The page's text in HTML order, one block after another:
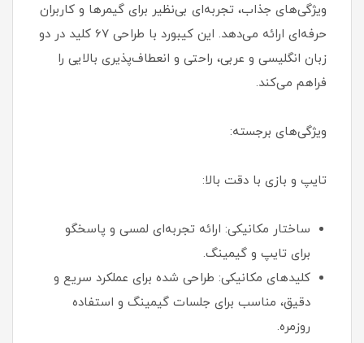
ویژگی‌های جذاب، تجربه‌ای بی‌نظیر برای گیمرها و کاربران
حرفه‌ای ارائه می‌دهد. این کیبورد با طراحی 67 کلید در دو
زبان انگلیسی و عربی، راحتی و انعطاف‌پذیری بالایی را
فراهم می‌کند.
ویژگی‌های برجسته:
تایپ و بازی با دقت بالا:
ساختار مکانیکی: ارائه تجربه‌ای لمسی و پاسخگو
برای تایپ و گیمینگ.
کلیدهای مکانیکی: طراحی شده برای عملکرد سریع و
دقیق، مناسب برای جلسات گیمینگ و استفاده
روزمره.